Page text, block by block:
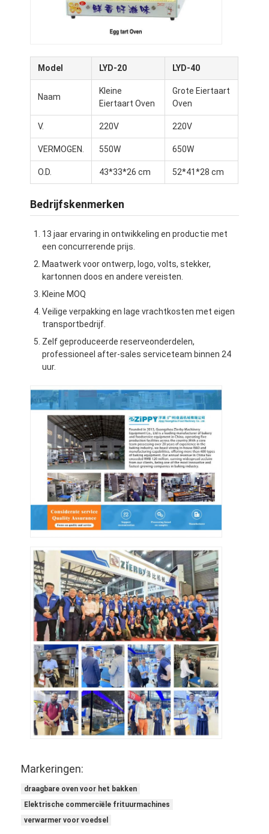
Thuis
Fabriekstour
Kwaliteitscontrole
Nieuws
Productielijn bakkerij
Bloemmixer
Commerciële eierklopper
Deeltjesronder
Deeg Sheeter
Commerciële Broodsnijmachine
Bakkerijproefmachine
Koelkast Proofer
Oven met rek
commerciële bakkerijoven
convectieoven
pizzaoven
Model LYD-20 LYD-40
Naam
Kleine
Eiertaart Oven
Grote Eiertaart
Oven
V. 220V 220V
VERMOGEN. 550W 650W
O.D. 43*33*26 cm 52*41*28 cm
Bedrijfskenmerken
13 jaar ervaring in ontwikkeling en productie met
een concurrerende prijs.
Maatwerk voor ontwerp, logo, volts, stekker,
kartonnen doos en andere vereisten.
Kleine MOQ
Veilige verpakking en lage vrachtkosten met eigen
transportbedrijf.
Zelf geproduceerde reserveonderdelen,
professioneel after-sales serviceteam binnen 24
uur.
Markeringen:
draagbare oven voor het bakken
Elektrische commerciële frituurmachines
verwarmer voor voedsel